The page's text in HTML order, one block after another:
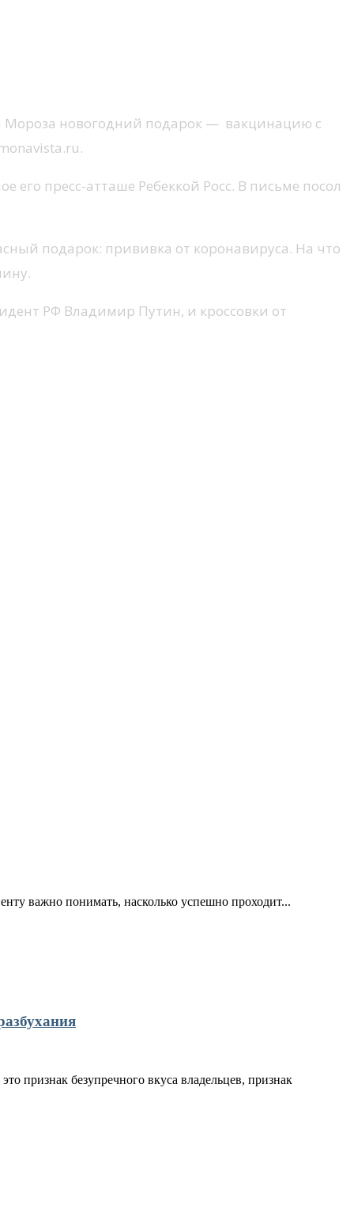
Мороза новогодний подарок — вакцинацию с
пресс-атташе Ребеккой Росс. В письме посол
подарок: прививка от коронавируса. На что
РФ Владимир Путин, и кроссовки от
важно понимать, насколько успешно проходит...
признак безупречного вкуса владельцев, признак